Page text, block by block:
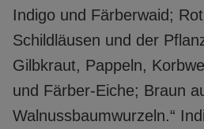
Indigo und Färberwaid;
Schildläusen und der
Gilbkraut, Pappeln,
und Färber-Eiche; Braun
Walnussbaumwurzeln.“